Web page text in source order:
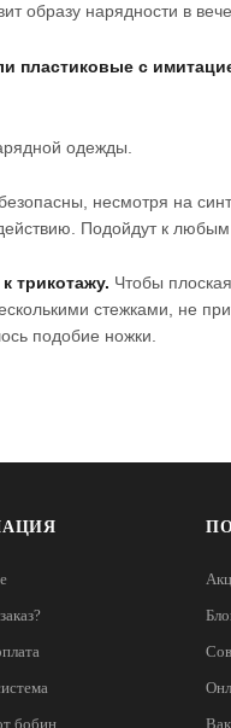
образу нарядности в
пластиковые с
одежды.
несмотря на
Подойдут к
трикотажу. Чтобы
стежками, не
подобие ножки.
бобин